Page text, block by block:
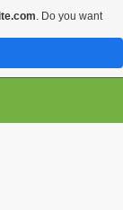
. Do you want